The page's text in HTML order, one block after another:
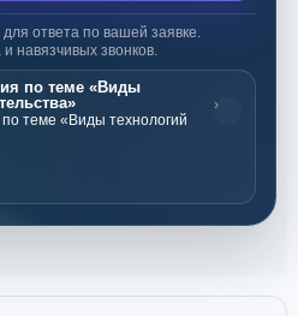
ответа по вашей заявке.
навязчивых звонков.
по теме «Виды
теме «Виды технологий
›